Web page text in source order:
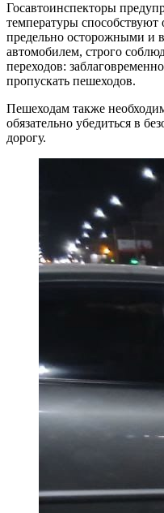
Госавтоинспекторы
температуры
предельно осторожными и
автомобилем, строго
переходов:
пропускать пешеходов.
Пешеходам также
обязательно убедиться в
дорогу.